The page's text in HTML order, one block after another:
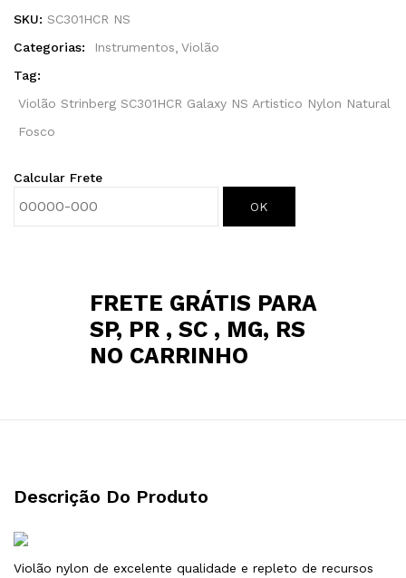
SKU: SC301HCR NS
Categorias:
Instrumentos Violão
Tag:
Violão Strinberg SC301HCR Galaxy NS Artistico Nylon Natural
Fosco
Calcular Frete
OK
FRETE GRÁTIS PARA
SP, PR , SC , MG, RS
NO CARRINHO
Descrição Do Produto
Violão nylon de excelente qualidade e repleto de recursos